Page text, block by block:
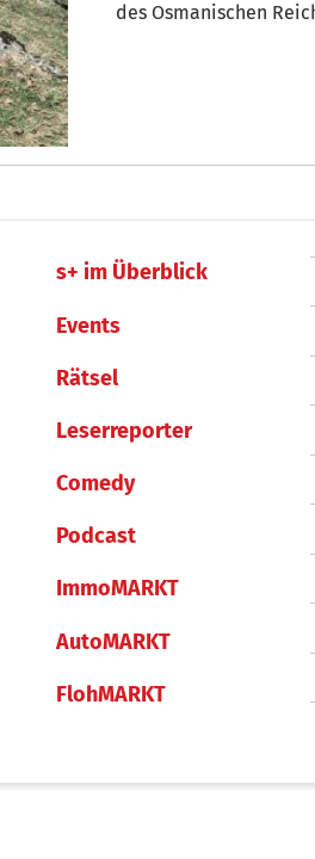
des Osmanischen
s+ im Überblick
Events
Rätsel
Leserreporter
Comedy
Podcast
ImmoMARKT
AutoMARKT
FlohMARKT